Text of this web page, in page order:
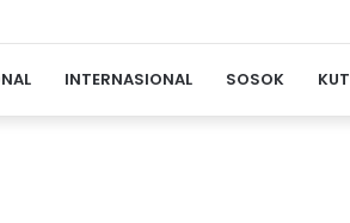
INTERNASIONAL SOSOK